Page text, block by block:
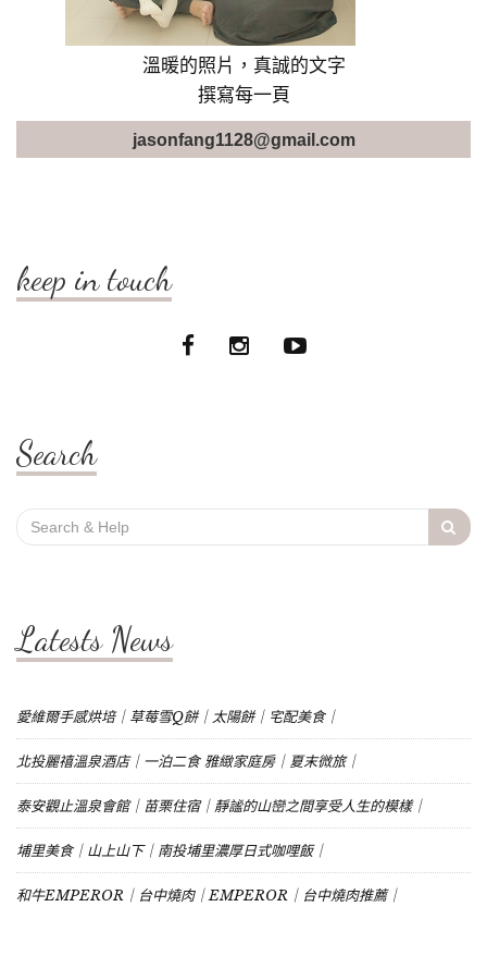
溫暖的照片，真誠的文字
撰寫每一頁
jasonfang1128@gmail.com
keep in touch
Search
Search
for:
Latests News
愛維爾手感烘培｜草莓雪Q餅｜太陽餅｜宅配美食｜
北投麗禧溫泉酒店｜一泊二食 雅緻家庭房｜夏末微旅｜
泰安觀止溫泉會館｜苗栗住宿｜靜謐的山巒之間享受人生的模樣｜
埔里美食｜山上山下｜南投埔里濃厚日式咖哩飯｜
和牛EMPEROR｜台中燒肉｜EMPEROR｜台中燒肉推薦｜